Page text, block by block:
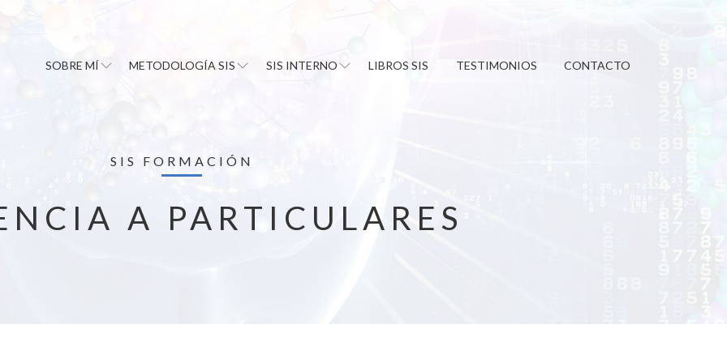
SOBRE MÍ METODOLOGÍA SIS SIS INTERNO LIBROS SIS TESTIMONIOS CONTACTO
SIS FORMACIÓN
A PARTICULARES